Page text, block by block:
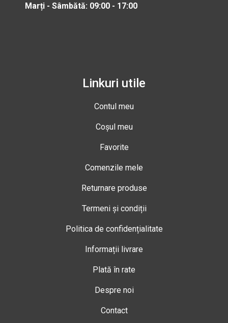
Marți - Sâmbătă: 09:00 - 17:00
Linkuri utile
Contul meu
Coșul meu
Favorite
Comenzile mele
Returnare produse
Termeni și condiții
Politica de confidențialitate
Informații livrare
Plată în rate
Despre noi
Contact